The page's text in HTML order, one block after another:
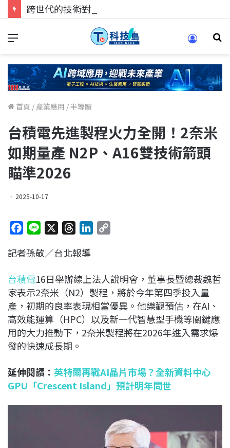
首頁 / 產業應用 /半導體
台積電先進製程火力全開！2奈米
如期量產 N2P、A16雙技術箭頭
瞄準2026
2025-10-17
c
b
o
o
k
n
r
a
d
s
e
d
I
n
L
i
n
k
記者孫敬／台北報導
台積電16日舉辦線上法人說明會，董事長暨總裁魏哲
家表示2奈米（N2）製程，將於今年第四季投入量
產，初期的良率表現相當優異。他樂觀預估，在AI、
高效能運算（HPC）以及新一代智慧型手機等關鍵應
用的大力推動下，2奈米製程將在2026年進入需求爆
發的快速成長期。
延伸閱讀： 英特爾再戰AI晶片市場？全新資料中心
GPU「Crescent Island」預計明年問世